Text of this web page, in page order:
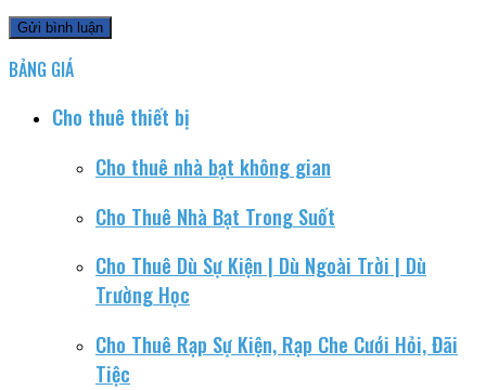
BẢNG GIÁ
Cho thuê thiết bị
Cho thuê nhà bạt không gian
Cho Thuê Nhà Bạt Trong Suốt
Cho Thuê Dù Sự Kiện | Dù Ngoài Trời | Dù
Trường Học
Cho Thuê Rạp Sự Kiện, Rạp Che Cưới Hỏi, Đãi
Tiệc